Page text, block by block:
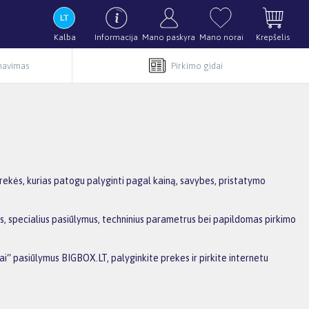
Kalba Informacija Mano paskyra Mano norai Krepšelis
Pirkimo gidai
kurias patogu palyginti pagal kainą, savybes, pristatymo
specialius pasiūlymus, techninius parametrus bei papildomas pirkimo
pasiūlymus BIGBOX.LT, palyginkite prekes ir pirkite internetu